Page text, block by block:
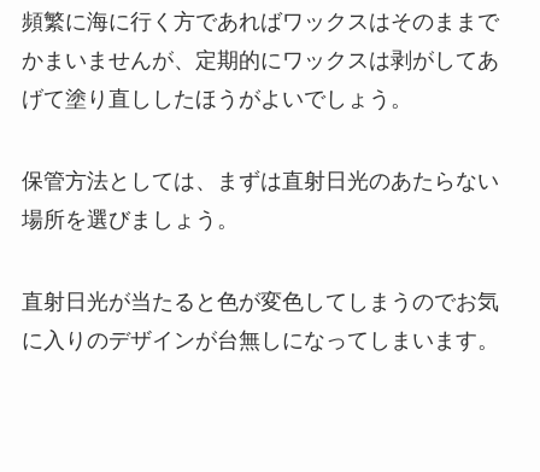
頻繁に海に行く方であればワックスはそのままで
かまいませんが、定期的にワックスは剥がしてあ
げて塗り直ししたほうがよいでしょう。
保管方法としては、まずは直射日光のあたらない
場所を選びましょう。
直射日光が当たると色が変色してしまうのでお気
に入りのデザインが台無しになってしまいます。